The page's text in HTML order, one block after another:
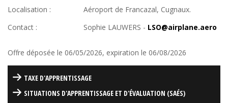
Localisation :
Aéroport de Francazal, Cugnaux.
Contact :
Sophie LAUWERS - LSO@airplane.aero
Offre déposée le 06/05/2026, expiration le 06/08/2026
TAXE D'APPRENTISSAGE
SITUATIONS D'APPRENTISSAGE ET D'ÉVALUATION (SAÉS)